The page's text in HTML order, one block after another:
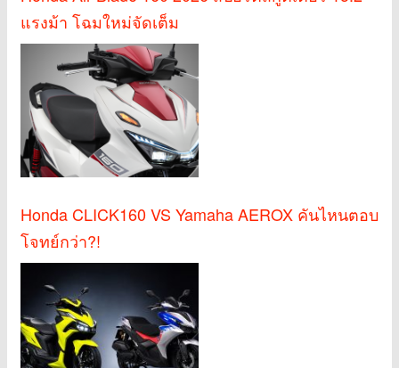
แรงม้า โฉมใหม่จัดเต็ม
Honda CLICK160 VS Yamaha AEROX คันไหนตอบ
โจทย์กว่า?!